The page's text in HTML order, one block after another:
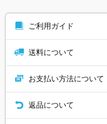
ご利用ガイド
送料について
お支払い方法について
返品について